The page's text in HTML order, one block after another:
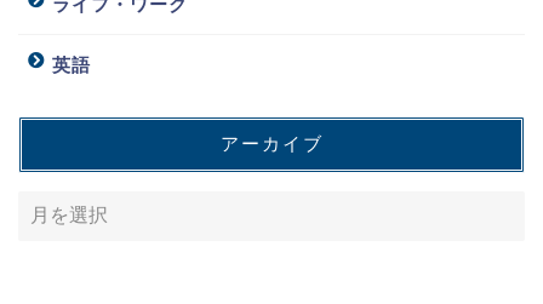
ライフ・ワーク
英語
アーカイブ